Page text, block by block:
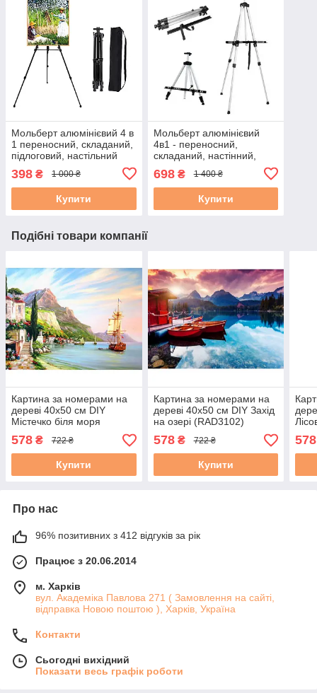
Мольберт алюмінієвий 4 в
1 переносний, складаний,
підлоговий, настільний
(чорний) з чохлом-сумкою
для перенесення.
398 ₴ 1 000 ₴
Купити
Мольберт алюмінієвий
4в1 - переносний,
складаний, настінний,
чохлом-сумкою для
698₴ 1 400 ₴
Купити
Подібні товари компанії
Картина за номерами на
дереві 40х50 см DIY
Містечко біля моря
(RAD3091)
578 ₴ 722 ₴
Купити
Картина за номерами на
дереві 40х50 см DIY Захід
на озері (RAD3102)
578₴ 722 ₴
Купити
578
Про нас
96% позитивних з 412 відгуків за рік
Працює з 20.06.2014
м. Харків
вул. Академіка Павлова 271 ( Замовлення на сайті,
відправка Новою поштою ), Харків, Україна
Контакти
Сьогодні вихідний
Показати весь графік роботи